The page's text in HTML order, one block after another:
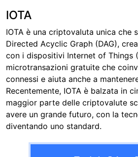
IOTA
IOTA è una criptovaluta unica che
Directed Acyclic Graph (DAG),
con i dispositivi Internet of Things
microtransazioni gratuite che
connessi e aiuta anche a
Recentemente, IOTA è balzata in
maggior parte delle criptovalute
avere un grande futuro, con la
diventando uno standard.